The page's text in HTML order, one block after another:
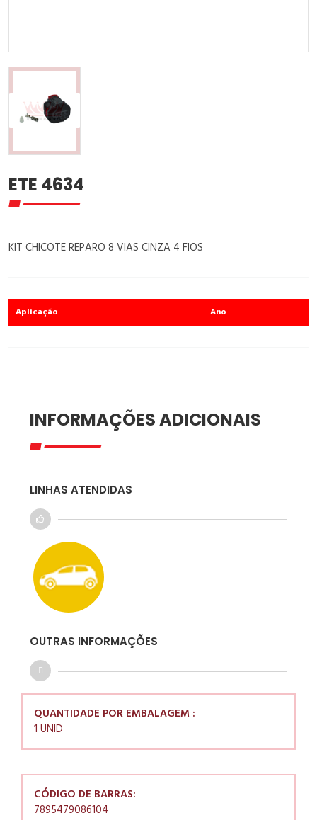
ETE 4634
KIT CHICOTE REPARO 8 VIAS CINZA 4 FIOS
Aplicação Ano
INFORMAÇÕES ADICIONAIS
LINHAS ATENDIDAS
OUTRAS INFORMAÇÕES
QUANTIDADE POR EMBALAGEM :
1 UNID
CÓDIGO DE BARRAS:
7895479086104